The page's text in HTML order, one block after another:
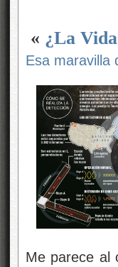
« ¿La
Esa maravilla
Me parece al